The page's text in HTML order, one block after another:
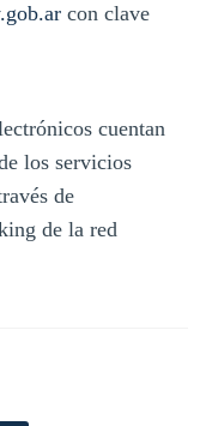
con clave
cuentan
los servicios
de
de la red